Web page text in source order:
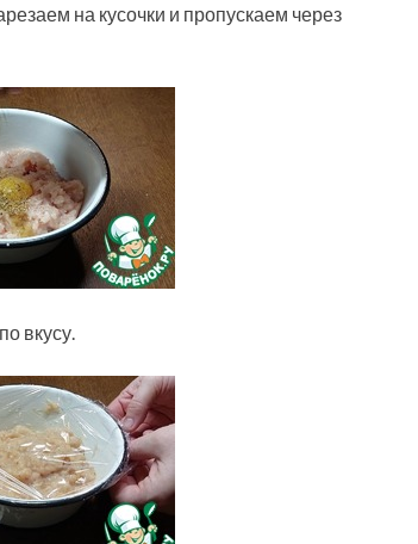
на кусочки и пропускаем через
вкусу.